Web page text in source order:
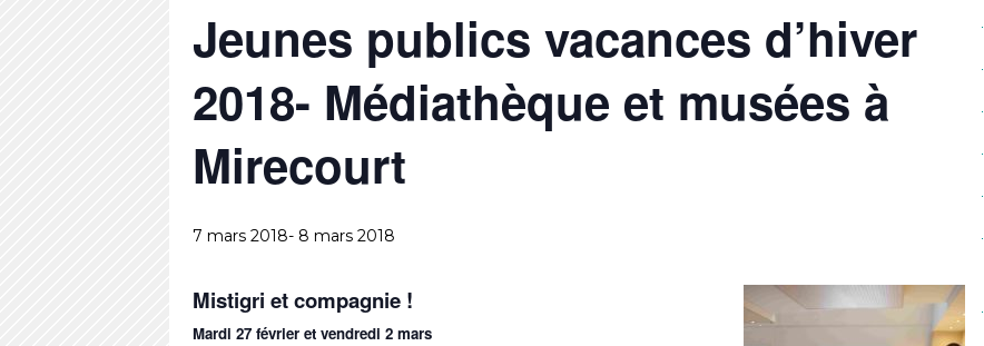
Jeunes publics vacances d’hiver
2018- Médiathèque et musées à
Mirecourt
7 mars 2018- 8 mars 2018
Mistigri et compagnie !
Mardi 27 février et vendredi 2 mars